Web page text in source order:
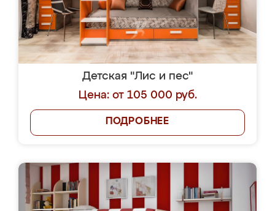
Детская "Лис и пес"
Цена: от 105 000 руб.
ПОДРОБНЕЕ